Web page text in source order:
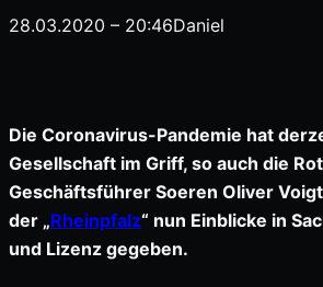
28.03.2020 – 20:46Daniel
Die Coronavirus-Pandemie hat
Gesellschaft im Griff, so auch die
Geschäftsführer Soeren Oliver
der „Rheinpfalz“ nun Einblicke in
und Lizenz gegeben.